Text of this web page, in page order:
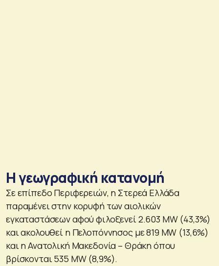
Η γεωγραφική κατανομή
Σε επίπεδο Περιφερειών, η Στερεά Ελλάδα
παραμένει στην κορυφή των αιολικών
εγκαταστάσεων αφού φιλοξενεί 2.603 MW (43,3%)
και ακολουθεί η Πελοπόννησος με 819 ΜW (13,6%)
και η Ανατολική Μακεδονία – Θράκη όπου
βρίσκονται 535 MW (8,9%).